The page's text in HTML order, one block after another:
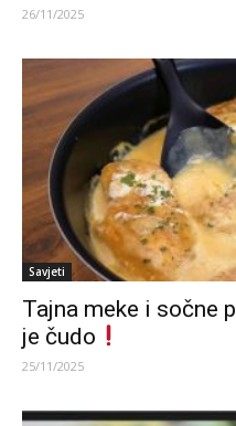
26/11/2025
Savjeti
Tajna meke i sočne
je čudo
25/11/2025